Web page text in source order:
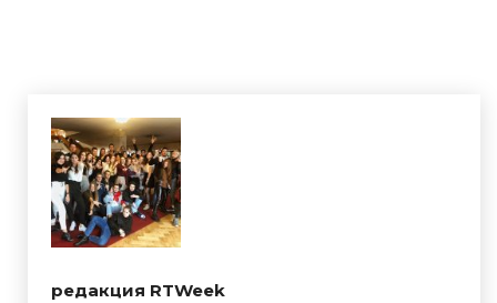
редакция RTWeek